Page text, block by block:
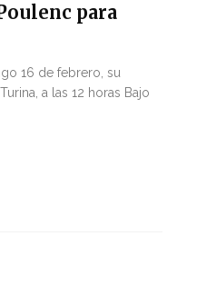
para
16 de febrero, su
a las 12 horas Bajo